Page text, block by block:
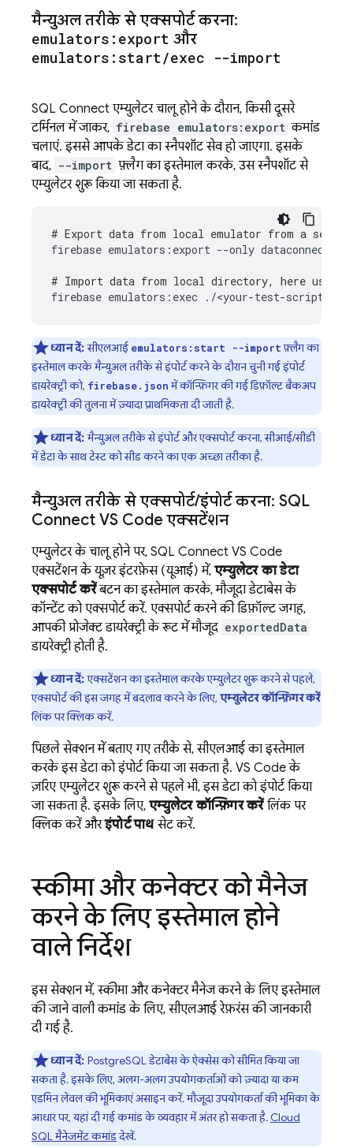
मैन्युअल तरीके से एक्सपोर्ट करना:
emulators:export और
emulators:start/exec --import
SQL Connect एम्युलेटर चालू होने के दौरान, किसी दूसरे
टर्मिनल में जाकर, firebase emulators:export कमांड
चलाएं. इससे आपके डेटा का स्नैपशॉट सेव हो जाएगा. इसके
बाद, --import फ़्लैग का इस्तेमाल करके, उस स्नैपशॉट से
एम्युलेटर शुरू किया जा सकता है.
# Export data from local emulator from a
firebase emulators:export --only dataconnect
# Import data from local directory, here using
firebase emulators:exec ./<your-test-script>.sh
ध्यान दें:सीएलआई emulators:start --importफ़्लैग का
इस्तेमाल करके मैन्युअल तरीके से इंपोर्ट करने के दौरान चुनी गई इंपोर्ट
डायरेक्ट्री को, firebase.jsonमें कॉन्फ़िगर की गई डिफ़ॉल्ट बैकअप
डायरेक्ट्री की तुलना में ज़्यादा प्राथमिकता दी जाती है.
ध्यान दें:मैन्युअल तरीके से इंपोर्ट और एक्सपोर्ट करना, सीआई/सीडी
में डेटा के साथ टेस्ट को सीड करने का एक अच्छा तरीका है.
मैन्युअल तरीके से एक्सपोर्ट/इंपोर्ट करना: SQL
Connect VS Code एक्सटेंशन
एम्युलेटर के चालू होने पर, SQL Connect VS Code
एक्सटेंशन के यूज़र इंटरफ़ेस (यूआई) में, एम्युलेटर का डेटा
एक्सपोर्ट करेंबटन का इस्तेमाल करके, मौजूदा डेटाबेस के
कॉन्टेंट को एक्सपोर्ट करें. एक्सपोर्ट करने की डिफ़ॉल्ट जगह,
आपकी प्रोजेक्ट डायरेक्ट्री के रूट में मौजूद exportedData
डायरेक्ट्री होती है.
ध्यान दें:एक्सटेंशन का इस्तेमाल करके एम्युलेटर शुरू करने से पहले,
एक्सपोर्ट की इस जगह में बदलाव करने के लिए, एम्युलेटर कॉन्फ़िगर करें
लिंक पर क्लिक करें.
पिछले सेक्शन में बताए गए तरीके से, सीएलआई का इस्तेमाल
करके इस डेटा को इंपोर्ट किया जा सकता है. VS Code के
ज़रिए एम्युलेटर शुरू करने से पहले भी, इस डेटा को इंपोर्ट किया
जा सकता है. इसके लिए, एम्युलेटर कॉन्फ़िगर करेंलिंक पर
क्लिक करें औरइंपोर्ट पाथसेट करें.
स्कीमा और कनेक्टर को मैनेज
करने के लिए इस्तेमाल होने
वाले निर्देश
इस सेक्शन में, स्कीमा और कनेक्टर मैनेज करने के लिए इस्तेमाल
की जाने वाली कमांड के लिए, सीएलआई रेफ़रंस की जानकारी
दी गई है.
ध्यान दें: PostgreSQL डेटाबेस के ऐक्सेस को सीमित किया जा
सकता है. इसके लिए, अलग-अलग उपयोगकर्ताओं को ज़्यादा या कम
एडमिन लेवल की भूमिकाएं असाइन करें. मौजूदा उपयोगकर्ता की भूमिका के
आधार पर, यहां दी गई कमांड के व्यवहार में अंतर हो सकता है. Cloud
SQLमैनेजमेंट कमांडदेखें.